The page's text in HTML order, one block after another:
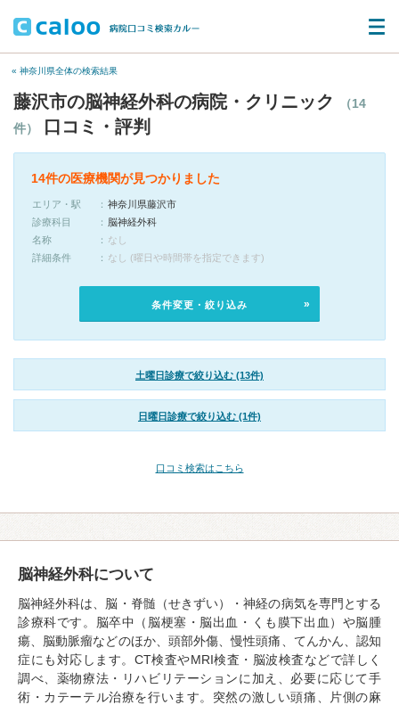
« 神奈川県全体の検索結果
藤沢市の脳神経外科の病院・クリニック
（14
件）
口コミ・評判
14件の医療機関が見つかりました
エリア・駅
神奈川県藤沢市
診療科目
脳神経外科
名称
なし
詳細条件
なし (曜日や時間帯を指定できます)
条件変更・絞り込み
土曜日診療で絞り込む (13件)
日曜日診療で絞り込む (1件)
口コミ検索はこちら
脳神経外科について
脳神経外科は、脳・脊髄（せきずい）・神経の病気を専門とする
診療科です。脳卒中（脳梗塞・脳出血・くも膜下出血）や脳腫
瘍、脳動脈瘤などのほか、頭部外傷、慢性頭痛、てんかん、認知
症にも対応します。CT検査やMRI検査・脳波検査などで詳しく
調べ、薬物療法・リハビリテーションに加え、必要に応じて手
術・カテーテル治療を行います。突然の激しい頭痛、片側の麻